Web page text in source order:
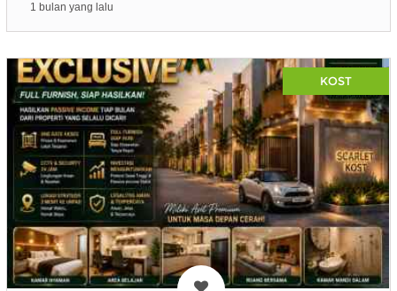
1 bulan yang lalu
KOST